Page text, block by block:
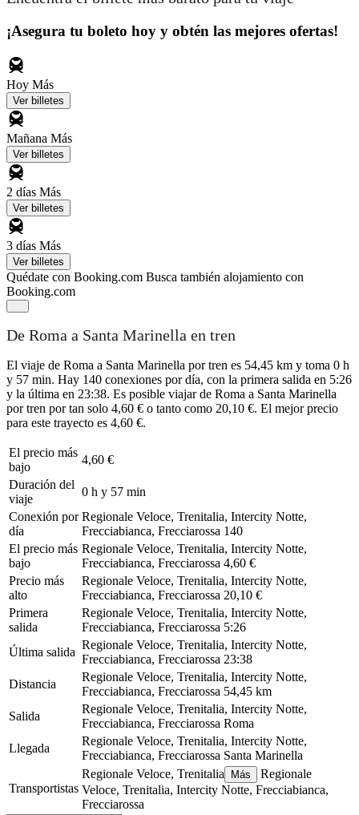
¡Asegura tu boleto hoy y obtén las mejores ofertas!
Hoy Más
Ver billetes
Mañana Más
Ver billetes
2 días Más
Ver billetes
3 días Más
Ver billetes
Quédate con Booking.com Busca también alojamiento con
Booking.com
De Roma a Santa Marinella en tren
El viaje de Roma a Santa Marinella por tren es 54,45 km y toma 0 h
y 57 min. Hay 140 conexiones por día, con la primera salida en 5:26
y la última en 23:38. Es posible viajar de Roma a Santa Marinella
por tren por tan solo 4,60 € o tanto como 20,10 €. El mejor precio
para este trayecto es 4,60 €.
El precio más
bajo
4,60 €
Duración del
viaje
0 h y 57 min
Conexión por
día
Regionale Veloce, Trenitalia, Intercity Notte,
Frecciabianca, Frecciarossa 140
El precio más
bajo
Regionale Veloce, Trenitalia, Intercity Notte,
Frecciabianca, Frecciarossa 4,60 €
Precio más
alto
Regionale Veloce, Trenitalia, Intercity Notte,
Frecciabianca, Frecciarossa 20,10 €
Primera
salida
Regionale Veloce, Trenitalia, Intercity Notte,
Frecciabianca, Frecciarossa 5:26
Última salida
Regionale Veloce, Trenitalia, Intercity Notte,
Frecciabianca, Frecciarossa 23:38
Distancia
Regionale Veloce, Trenitalia, Intercity Notte,
Frecciabianca, Frecciarossa 54,45 km
Salida
Regionale Veloce, Trenitalia, Intercity Notte,
Frecciabianca, Frecciarossa Roma
Llegada
Regionale Veloce, Trenitalia, Intercity Notte,
Frecciabianca, Frecciarossa Santa Marinella
Transportistas
Regionale Veloce, Trenitalia Más
Regionale
Veloce, Trenitalia, Intercity Notte, Frecciabianca,
Frecciarossa